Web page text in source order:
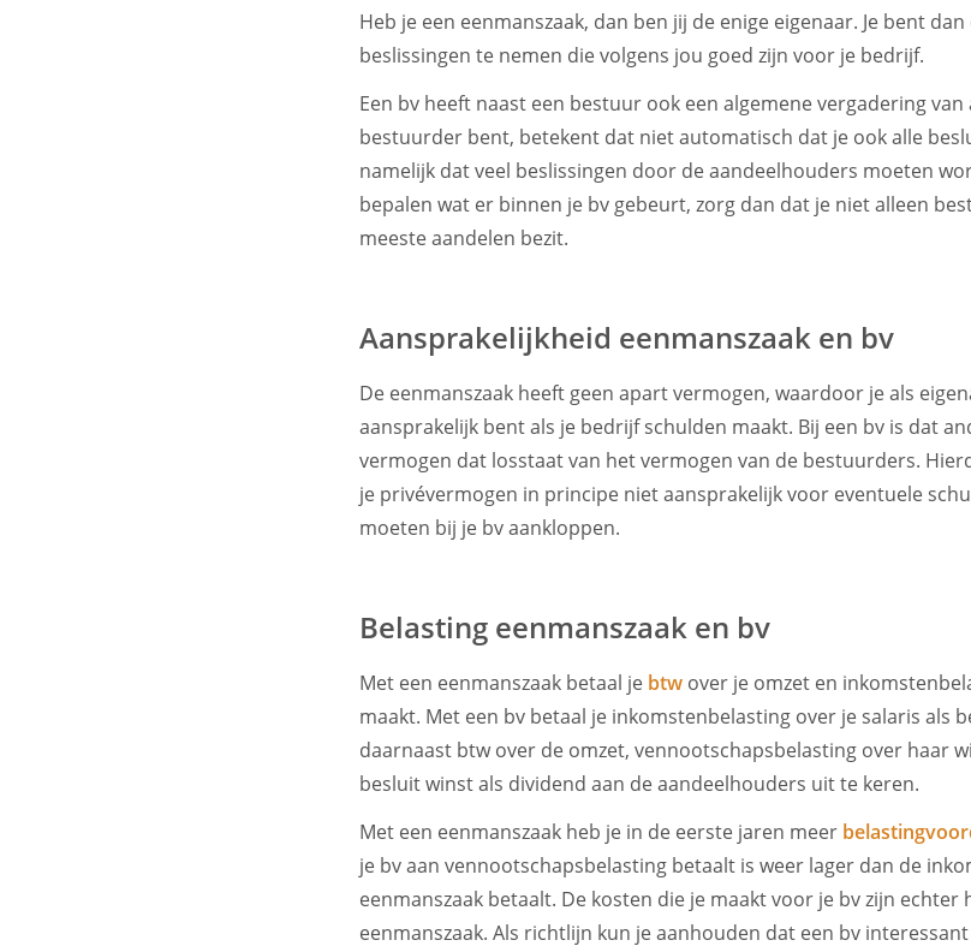
Heb je een eenmanszaak, dan ben jij de enige eigenaar. Je bent
beslissingen te nemen die volgens jou goed zijn voor je bedrijf.
Een bv heeft naast een bestuur ook een algemene vergadering
bestuurder bent, betekent dat niet automatisch dat je ook alle
namelijk dat veel beslissingen door de aandeelhouders moeten
bepalen wat er binnen je bv gebeurt, zorg dan dat je niet alleen
meeste aandelen bezit.
Aansprakelijkheid eenmanszaak en bv
De eenmanszaak heeft geen apart vermogen, waardoor je als
aansprakelijk bent als je bedrijf schulden maakt. Bij een bv is dat
vermogen dat losstaat van het vermogen van de bestuurders.
je privévermogen in principe niet aansprakelijk voor eventuele
moeten bij je bv aankloppen.
Belasting eenmanszaak en bv
Met een eenmanszaak betaal je btw over je omzet en
maakt. Met een bv betaal je inkomstenbelasting over je salaris als
daarnaast btw over de omzet, vennootschapsbelasting over haar
besluit winst als dividend aan de aandeelhouders uit te keren.
Met een eenmanszaak heb je in de eerste jaren meer
je bv aan vennootschapsbelasting betaalt is weer lager dan de
eenmanszaak betaalt. De kosten die je maakt voor je bv zijn
eenmanszaak. Als richtlijn kun je aanhouden dat een bv